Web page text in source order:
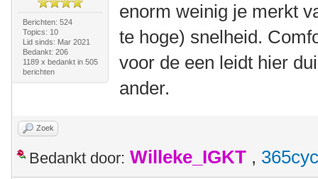
Berichten: 524
Topics: 10
Lid sinds: Mar 2021
Bedankt: 206
1189 x bedankt in 505
berichten
enorm weinig je merkt
te hoge) snelheid.
voor de een leidt hier
ander.
Zoek
Bedankt door: Willeke_IGKT ,